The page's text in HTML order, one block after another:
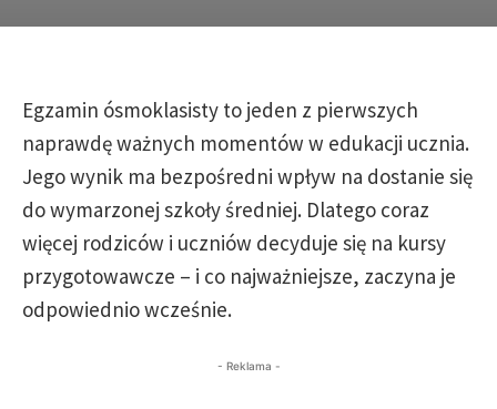
Egzamin ósmoklasisty to jeden z pierwszych
naprawdę ważnych momentów w edukacji ucznia.
Jego wynik ma bezpośredni wpływ na dostanie się
do wymarzonej szkoły średniej. Dlatego coraz
więcej rodziców i uczniów decyduje się na kursy
przygotowawcze – i co najważniejsze, zaczyna je
odpowiednio wcześnie.
- Reklama -